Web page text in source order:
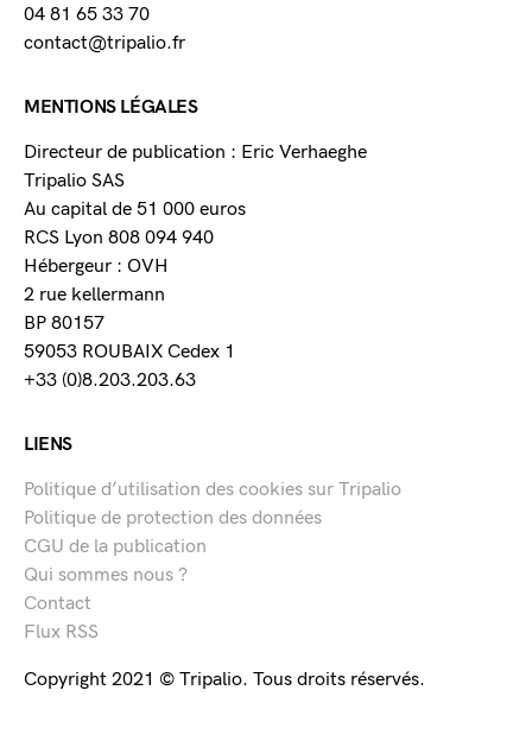
04 81 65 33 70
contact@tripalio.fr
MENTIONS LÉGALES
Directeur de publication : Eric Verhaeghe
Tripalio SAS
Au capital de 51 000 euros
RCS Lyon 808 094 940
Hébergeur : OVH
2 rue kellermann
BP 80157
59053 ROUBAIX Cedex 1
+33 (0)8.203.203.63
LIENS
Politique d’utilisation des cookies sur Tripalio
Politique de protection des données
CGU de la publication
Qui sommes nous ?
Contact
Flux RSS
Copyright 2021 © Tripalio. Tous droits réservés.